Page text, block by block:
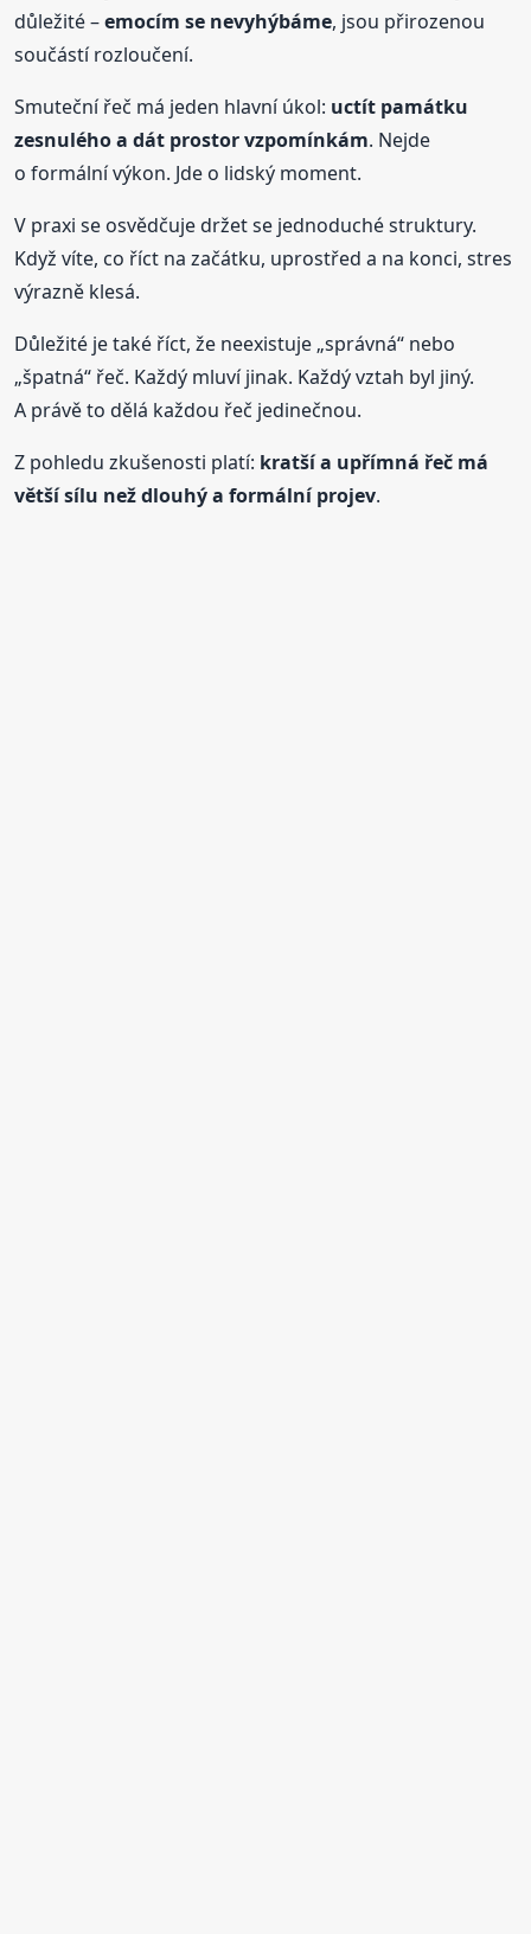
důležité –emocím se nevyhýbáme, jsou přirozenou
součástí rozloučení.
Smuteční řeč má jeden hlavní úkol: uctít památku
zesnulého a dát prostor vzpomínkám. Nejde
o formální výkon. Jde o lidský moment.
V praxi se osvědčuje držet se jednoduché struktury.
Když víte, co říct na začátku, uprostřed a na konci, stres
výrazně klesá.
Důležité je také říct, že neexistuje „správná“ nebo
„špatná“ řeč. Každý mluví jinak. Každý vztah byl jiný.
A právě to dělá každou řeč jedinečnou.
Z pohledu zkušenosti platí: kratší a upřímná řeč má
větší sílu než dlouhý a formální projev.